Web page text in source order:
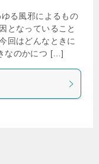
る風邪によるもの
となっていること
回はどんなときに
なのかにつ […]